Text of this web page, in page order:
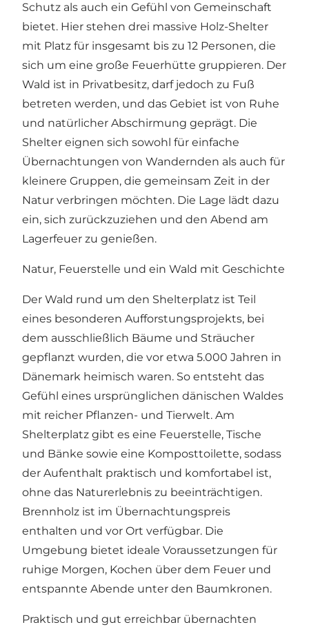
Schutz als auch ein Gefühl von Gemeinschaft
bietet. Hier stehen drei massive Holz-Shelter
mit Platz für insgesamt bis zu 12 Personen, die
sich um eine große Feuerhütte gruppieren. Der
Wald ist in Privatbesitz, darf jedoch zu Fuß
betreten werden, und das Gebiet ist von Ruhe
und natürlicher Abschirmung geprägt. Die
Shelter eignen sich sowohl für einfache
Übernachtungen von Wandernden als auch für
kleinere Gruppen, die gemeinsam Zeit in der
Natur verbringen möchten. Die Lage lädt dazu
ein, sich zurückzuziehen und den Abend am
Lagerfeuer zu genießen.
Natur, Feuerstelle und ein Wald mit Geschichte
Der Wald rund um den Shelterplatz ist Teil
eines besonderen Aufforstungsprojekts, bei
dem ausschließlich Bäume und Sträucher
gepflanzt wurden, die vor etwa 5.000 Jahren in
Dänemark heimisch waren. So entsteht das
Gefühl eines ursprünglichen dänischen Waldes
mit reicher Pflanzen- und Tierwelt. Am
Shelterplatz gibt es eine Feuerstelle, Tische
und Bänke sowie eine Komposttoilette, sodass
der Aufenthalt praktisch und komfortabel ist,
ohne das Naturerlebnis zu beeinträchtigen.
Brennholz ist im Übernachtungspreis
enthalten und vor Ort verfügbar. Die
Umgebung bietet ideale Voraussetzungen für
ruhige Morgen, Kochen über dem Feuer und
entspannte Abende unter den Baumkronen.
Praktisch und gut erreichbar übernachten